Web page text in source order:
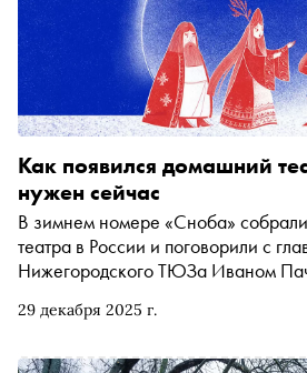
29 декабря 2025 г.
Как появился домашний
нужен сейчас
В зимнем номере «Сноба» собрали истории домашнего
театра в России и поговорили с
Нижегородского ТЮЗа Иваном
становится самым серьезным делом